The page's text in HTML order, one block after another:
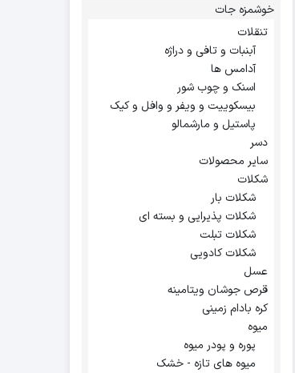
خوشمزه جات
تنقلات
آبنبات و تافی و دراژه
آدامس ها
اسنک و چوب شور
بیسکوییت و ویفر و وافل و کیک
پاستیل و مارشمالو
دسر
سایر محصولات
شکلات
شکلات بار
شکلات پذیرایی و بسته ای
شکلات تبلت
شکلات کادویی
عسل
قرص جوشان ویتامینه
کره بادام زمینی
میوه
پوره و پودر میوه
میوه های تازه - خشک